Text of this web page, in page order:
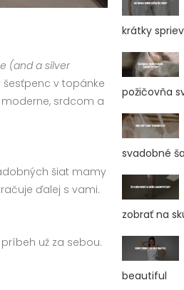
(and a silver
šesťpenc v topánke
moderne, srdcom a
šiat mamy
ďalej s vami.
už za sebou.
krátky
požičovňa
svadobné
zobrať na
beautiful